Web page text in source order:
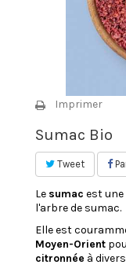
Imprimer
Sumac Bio
Tweet
Le sumac est une
l'arbre de sumac.
Elle est
Moyen-Orient
citronnée à